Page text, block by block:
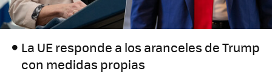
La UE responde a los aranceles de Trump
con medidas propias